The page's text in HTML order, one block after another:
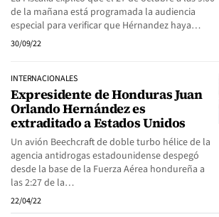
de la mañana está programada la audiencia
especial para verificar que Hérnandez haya…
30/09/22
INTERNACIONALES
Expresidente de Honduras Juan
Orlando Hernández es
extraditado a Estados Unidos
Un avión Beechcraft de doble turbo hélice de la
agencia antidrogas estadounidense despegó
desde la base de la Fuerza Aérea hondureña a
las 2:27 de la…
22/04/22